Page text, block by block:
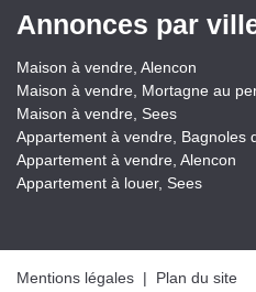
Annonces par
Maison à vendre, Alencon
Maison à vendre, Mortagne au
Maison à vendre, Sees
Appartement à vendre, Bagnoles
Appartement à vendre, Alencon
Appartement à louer, Sees
Mentions légales | Plan du site